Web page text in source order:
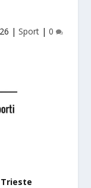
| Sport | 0
Trieste